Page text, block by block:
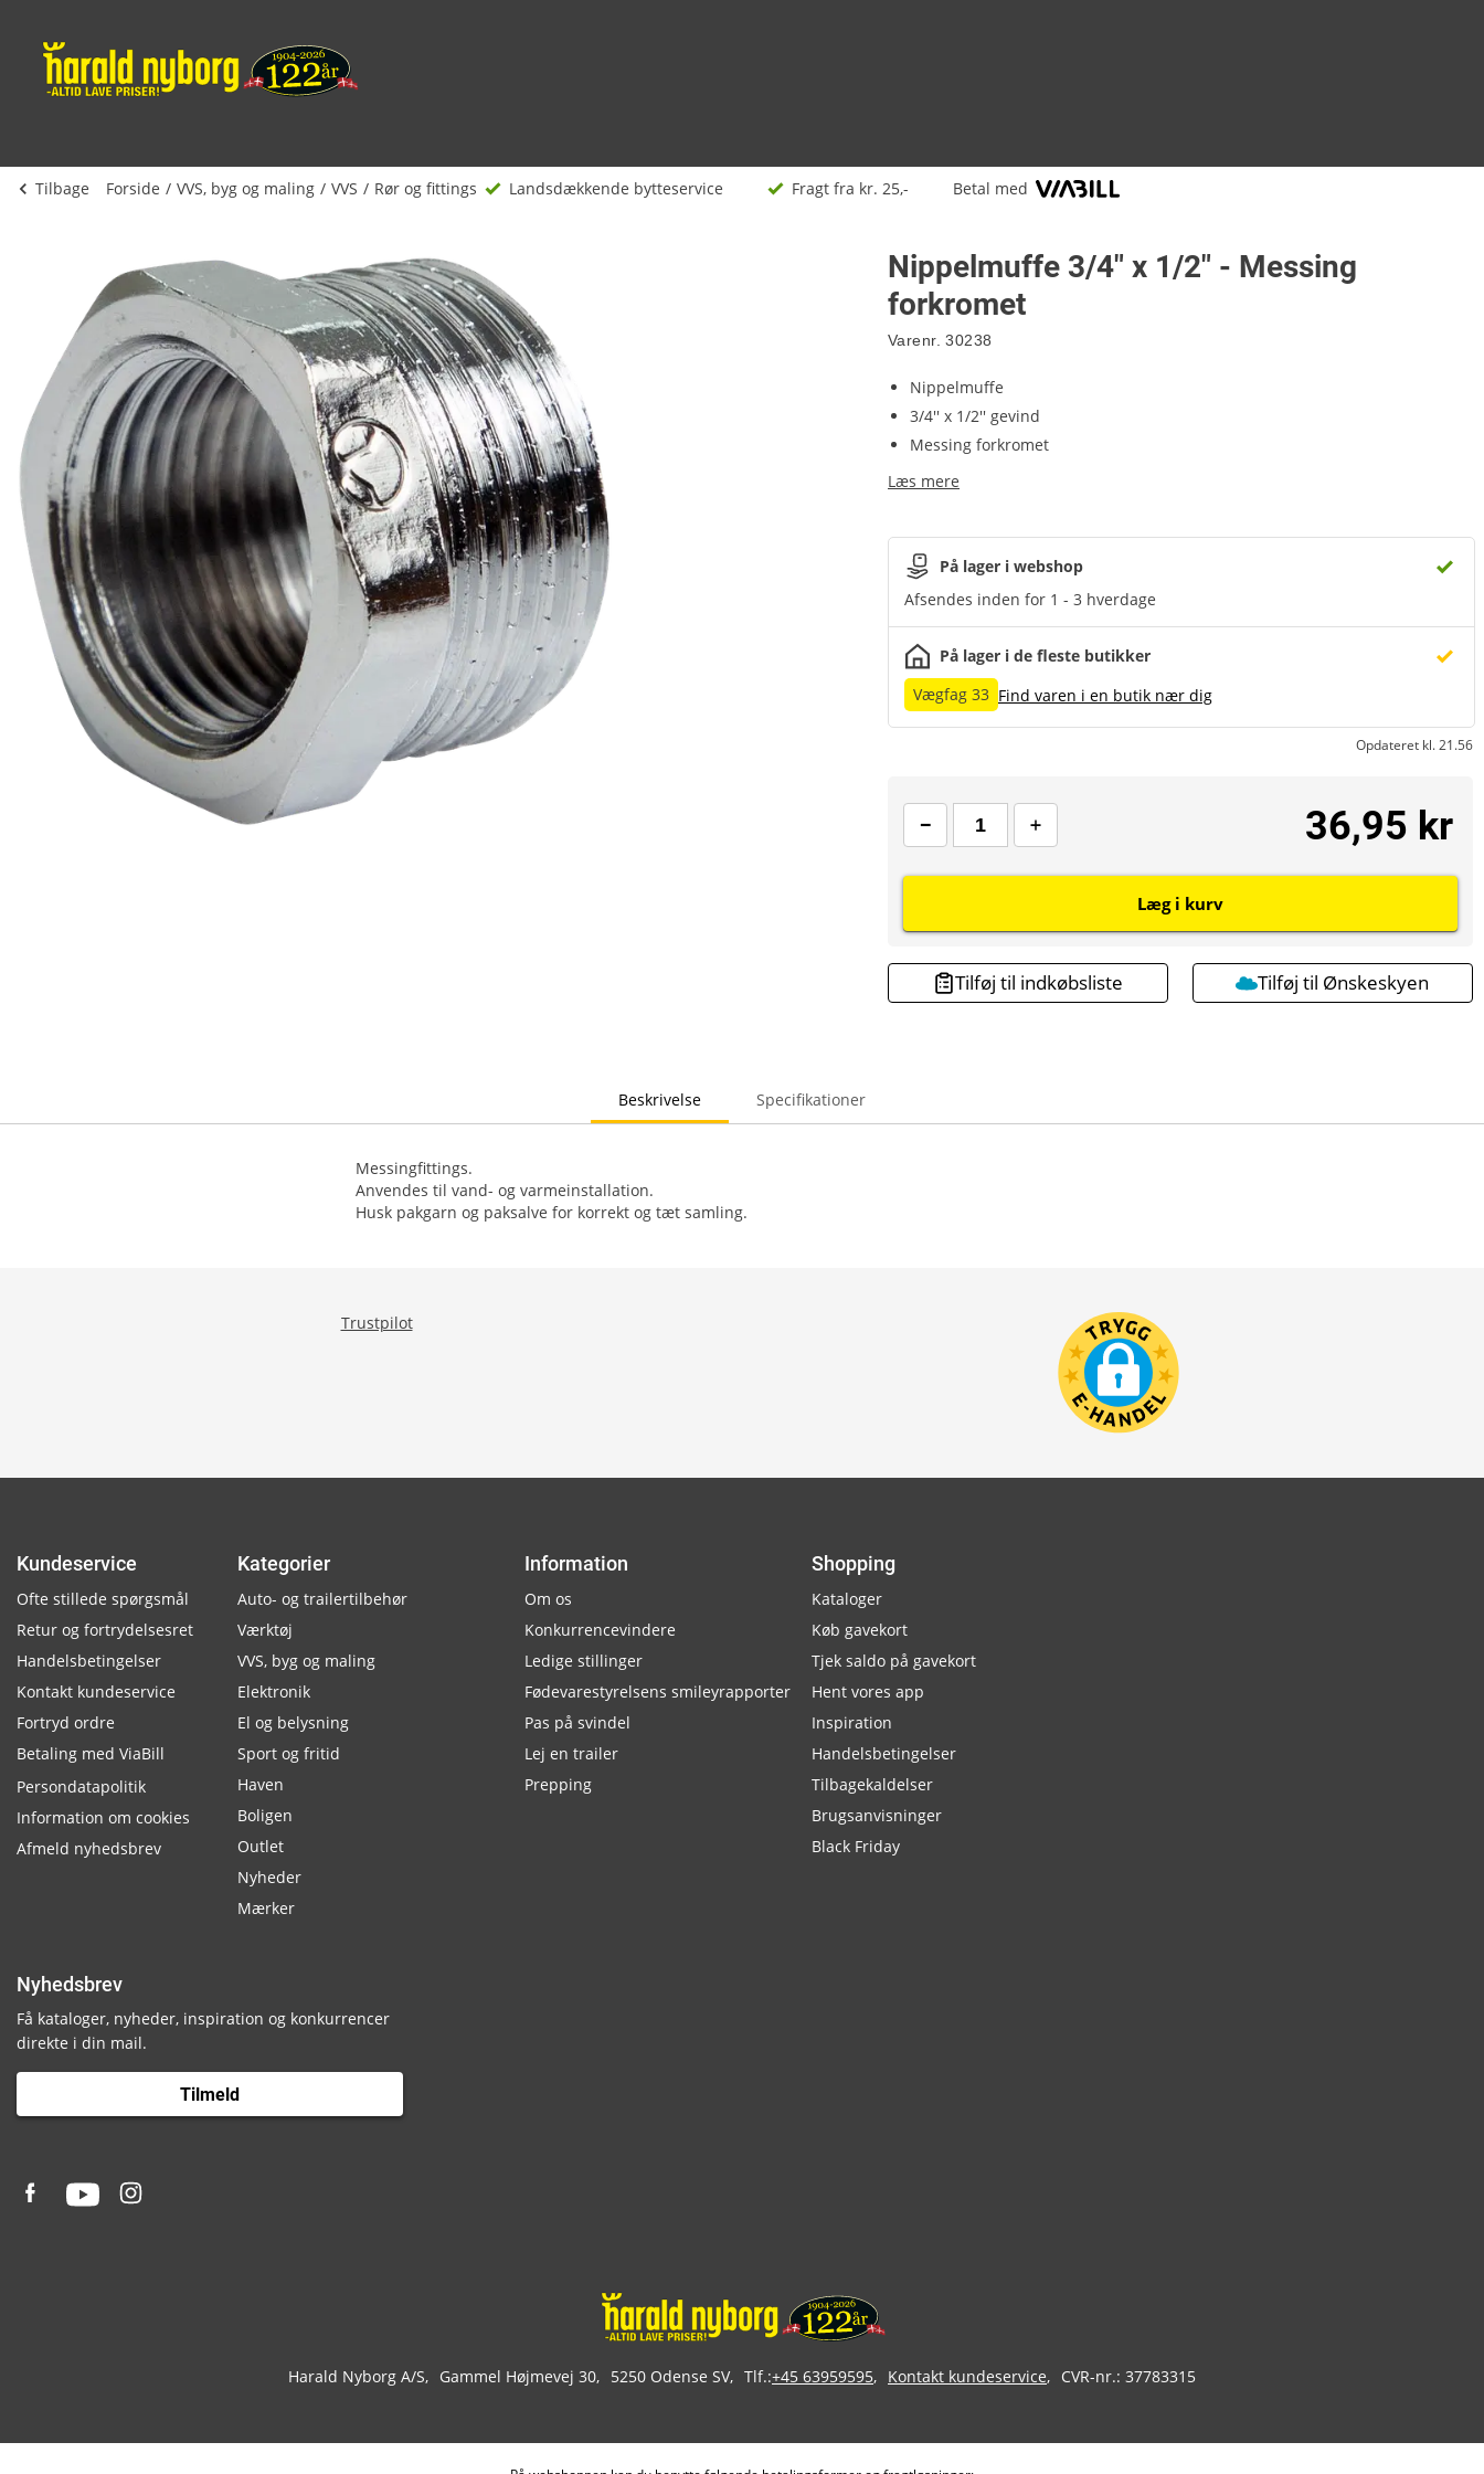
Tilbage Forside VVS, byg og maling VVS Rør og fittings Landsdækkende bytteservice Fragt fra kr. 25,- Betal med
Nippelmuffe 3/4" x 1/2" - Messing
forkromet
Varenr. 30238
Nippelmuffe
3/4'' x 1/2'' gevind
Messing forkromet
Læs mere
På lager i webshop
Afsendes inden for 1 - 3 hverdage
På lager i de fleste butikker
Vægfag 33 Find varen i en butik nær dig
Opdateret kl. 21.56
36,95 kr
Læg i kurv
Tilføj til indkøbsliste Tilføj til Ønskeskyen
Beskrivelse Specifikationer
Messingfittings.
Anvendes til vand- og varmeinstallation.
Husk pakgarn og paksalve for korrekt og tæt samling.
Trustpilot
Kundeservice
Ofte stillede spørgsmål
Retur og fortrydelsesret
Handelsbetingelser
Kontakt kundeservice
Fortryd ordre
Betaling med ViaBill
Persondatapolitik
Information om cookies
Afmeld nyhedsbrev
Kategorier
Auto- og trailertilbehør
Værktøj
VVS, byg og maling
Elektronik
El og belysning
Sport og fritid
Haven
Boligen
Outlet
Nyheder
Mærker
Information
Om os
Konkurrencevindere
Ledige stillinger
Fødevarestyrelsens smileyrapporter
Pas på svindel
Lej en trailer
Prepping
Shopping
Kataloger
Køb gavekort
Tjek saldo på gavekort
Hent vores app
Inspiration
Handelsbetingelser
Tilbagekaldelser
Brugsanvisninger
Black Friday
Nyhedsbrev
Få kataloger, nyheder, inspiration og konkurrencer
direkte i din mail.
Tilmeld
Harald Nyborg A/S Gammel Højmevej 30 5250 Odense SV Tlf.:+45 63959595 Kontakt kundeservice CVR-nr.: 37783315